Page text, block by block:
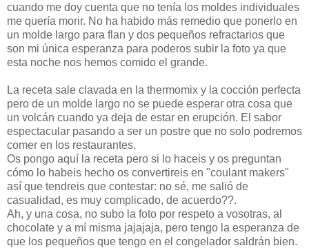
cuando me doy cuenta que no tenía los moldes individuales
me quería morir. No ha habido más remedio que ponerlo en
un molde largo para flan y dos pequeños refractarios que
son mi única esperanza para poderos subir la foto ya que
esta noche nos hemos comido el grande.
La receta sale clavada en la thermomix y la cocción perfecta
pero de un molde largo no se puede esperar otra cosa que
un volcán cuando ya deja de estar en erupción. El sabor
espectacular pasando a ser un postre que no solo podremos
comer en los restaurantes.
Os pongo aquí la receta pero si lo haceis y os preguntan
cómo lo habeis hecho os convertireis en "coulant makers"
así que tendreis que contestar: no sé, me salió de
casualidad, es muy complicado, de acuerdo??.
Ah, y una cosa, no subo la foto por respeto a vosotras, al
chocolate y a mí misma jajajaja, pero tengo la esperanza de
que los pequeños que tengo en el congelador saldrán bien.